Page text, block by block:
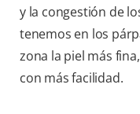
y la congestión de
tenemos en los
zona la piel más
con más facilidad.